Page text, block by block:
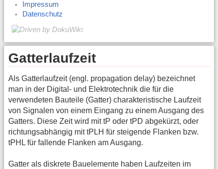
Impressum
Datenschutz
Gatterlaufzeit
Als Gatterlaufzeit (engl. propagation delay) bezeichnet
man in der Digital- und Elektrotechnik die für die
verwendeten Bauteile (Gatter) charakteristische Laufzeit
von Signalen von einem Eingang zu einem Ausgang des
Gatters. Diese Zeit wird mit tP oder tPD abgekürzt, oder
richtungsabhängig mit tPLH für steigende Flanken bzw.
tPHL für fallende Flanken am Ausgang.
Gatter als diskrete Bauelemente haben Laufzeiten im